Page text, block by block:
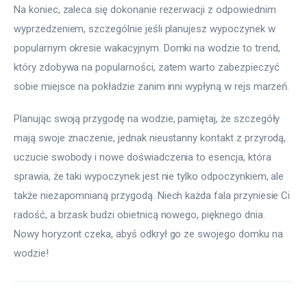
Na koniec, zaleca się dokonanie rezerwacji z odpowiednim
wyprzedzeniem, szczególnie jeśli planujesz wypoczynek w
popularnym okresie wakacyjnym. Domki na wodzie to trend,
który zdobywa na popularności, zatem warto zabezpieczyć
sobie miejsce na pokładzie zanim inni wypłyną w rejs marzeń.
Planując swoją przygodę na wodzie, pamiętaj, że szczegóły
mają swoje znaczenie, jednak nieustanny kontakt z przyrodą,
uczucie swobody i nowe doświadczenia to esencja, która
sprawia, że taki wypoczynek jest nie tylko odpoczynkiem, ale
także niezapomnianą przygodą. Niech każda fala przyniesie Ci
radość, a brzask budzi obietnicą nowego, pięknego dnia.
Nowy horyzont czeka, abyś odkrył go ze swojego domku na
wodzie!